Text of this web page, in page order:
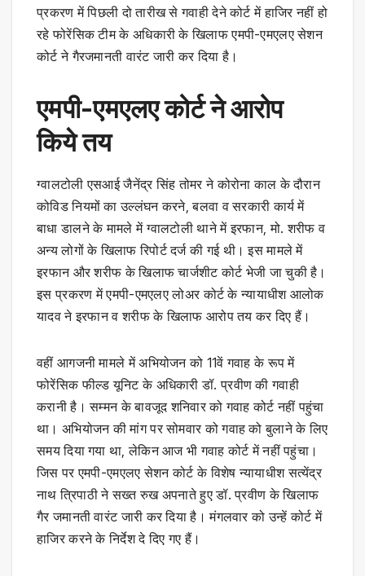
प्रकरण में पिछली दो तारीख से गवाही देने कोर्ट में हाजिर नहीं हो
रहे फोरेंसिक टीम के अधिकारी के खिलाफ एमपी-एमएलए सेशन
कोर्ट ने गैरजमानती वारंट जारी कर दिया है।
एमपी-एमएलए कोर्ट ने आरोप
किये तय
ग्वालटोली एसआई जैनेंद्र सिंह तोमर ने कोरोना काल के दौरान
कोविड नियमों का उल्लंघन करने, बलवा व सरकारी कार्य में
बाधा डालने के मामले में ग्वालटोली थाने में इरफान, मो. शरीफ व
अन्य लोगों के खिलाफ रिपोर्ट दर्ज की गई थी। इस मामले में
इरफान और शरीफ के खिलाफ चार्जशीट कोर्ट भेजी जा चुकी है।
इस प्रकरण में एमपी-एमएलए लोअर कोर्ट के न्यायाधीश आलोक
यादव ने इरफान व शरीफ के खिलाफ आरोप तय कर दिए हैं।
वहीं आगजनी मामले में अभियोजन को 11वें गवाह के रूप में
फोरेंसिक फील्ड यूनिट के अधिकारी डॉ. प्रवीण की गवाही
करानी है। सम्मन के बावजूद शनिवार को गवाह कोर्ट नहीं पहुंचा
था। अभियोजन की मांग पर सोमवार को गवाह को बुलाने के लिए
समय दिया गया था, लेकिन आज भी गवाह कोर्ट में नहीं पहुंचा।
जिस पर एमपी-एमएलए सेशन कोर्ट के विशेष न्यायाधीश सत्येंद्र
नाथ त्रिपाठी ने सख्त रुख अपनाते हुए डॉ. प्रवीण के खिलाफ
गैर जमानती वारंट जारी कर दिया है। मंगलवार को उन्हें कोर्ट में
हाजिर करने के निर्देश दे दिए गए हैं।